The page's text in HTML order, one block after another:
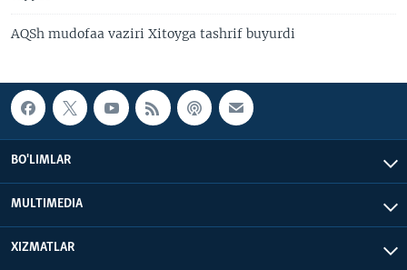
AQSh mudofaa vaziri Xitoyga tashrif buyurdi
BO'LIMLAR
MULTIMEDIA
XIZMATLAR